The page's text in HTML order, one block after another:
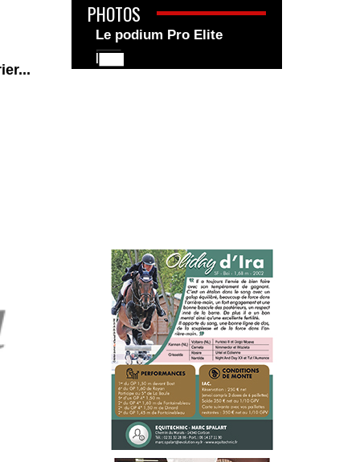
PHOTOS
Le podium Pro Elite